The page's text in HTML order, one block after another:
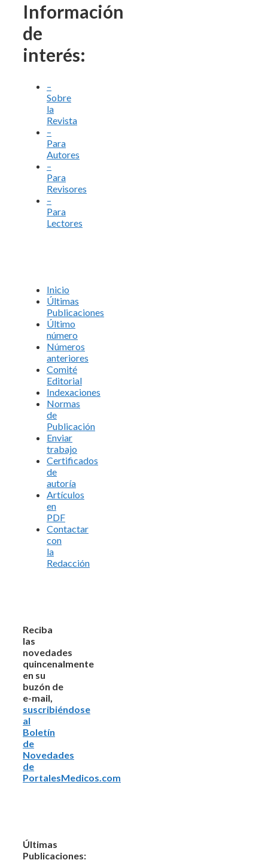
Información
de
interés:
–
Sobre
la
Revista
–
Para
Autores
–
Para
Revisores
–
Para
Lectores
Inicio
Últimas
Publicaciones
Último
número
Números
anteriores
Comité
Editorial
Indexaciones
Normas
de
Publicación
Enviar
trabajo
Certificados
de
autoría
Artículos
en
PDF
Contactar
con
la
Redacción
Reciba
las
novedades
quincenalmente
en su
buzón de
e-mail,
suscribiéndose
al
Boletín
de
Novedades
de
PortalesMedicos.com
Últimas
Publicaciones: